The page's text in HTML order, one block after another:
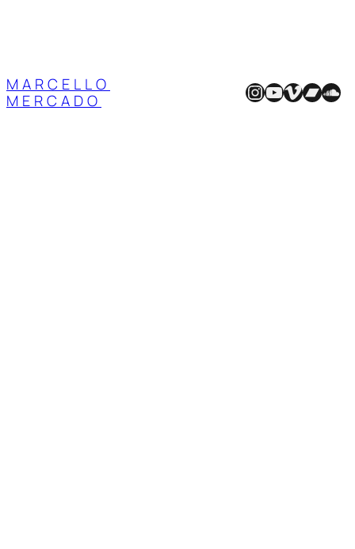
MARCELLO
MERCADO
Instagram
YouTube
Vimeo